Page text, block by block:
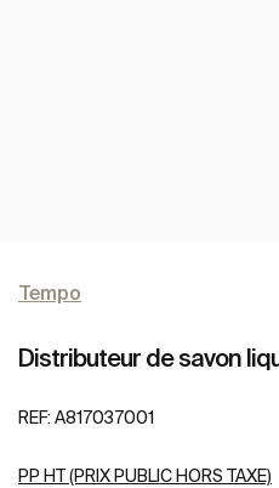
Tempo
Distributeur de savon
REF: A817037001
PP HT (PRIX PUBLIC HORS TAXE)